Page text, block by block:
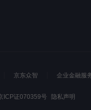
京东众智 企业金融服
ICP证070359号 隐私声明